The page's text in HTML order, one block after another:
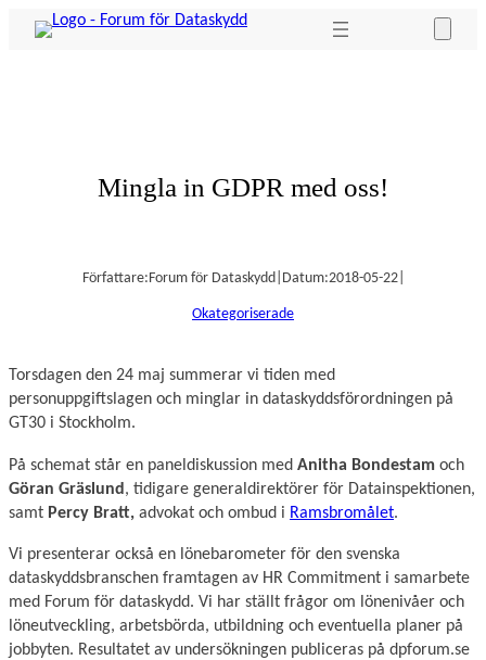
Hoppa
Mingla in GDPR med oss!
Författare:Forum för Dataskydd| Datum:2018-05-22|
Okategoriserade
Torsdagen den 24 maj summerar vi tiden med
personuppgiftslagen och minglar in dataskyddsförordningen på
GT30 i Stockholm.
På schemat står en paneldiskussion med Anitha Bondestam och
Göran Gräslund , tidigare generaldirektörer för Datainspektionen,
samt Percy Bratt, advokat och ombud i Ramsbromålet.
Vi presenterar också en lönebarometer för den svenska
dataskyddsbranschen framtagen av HR Commitment i samarbete
med Forum för dataskydd. Vi har ställt frågor om lönenivåer och
löneutveckling, arbetsbörda, utbildning och eventuella planer på
jobbyten. Resultatet av undersökningen publiceras på dpforum.se